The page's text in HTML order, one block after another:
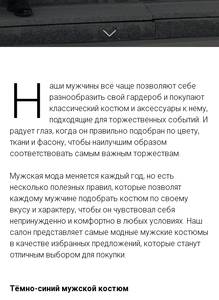
Н
аши мужчины всё чаще позволяют себе
разнообразить свой гардероб и покупают
классический костюм и аксессуары к нему,
подходящие для торжественных событий. И
радует глаз, когда он правильно подобран по цвету,
ткани и фасону, чтобы наилучшим образом
соответствовать самым важным торжествам.
Мужская мода меняется каждый год, но есть
несколько полезных правил, которые позволят
каждому мужчине подобрать костюм по своему
вкусу и характеру, чтобы он чувствовал себя
непринужденно и комфортно в любых условиях. Наш
салон представляет самые модные мужские костюмы
в качестве избранных предложений, которые станут
отличным выбором для покупки.
Тёмно-синий мужской костюм